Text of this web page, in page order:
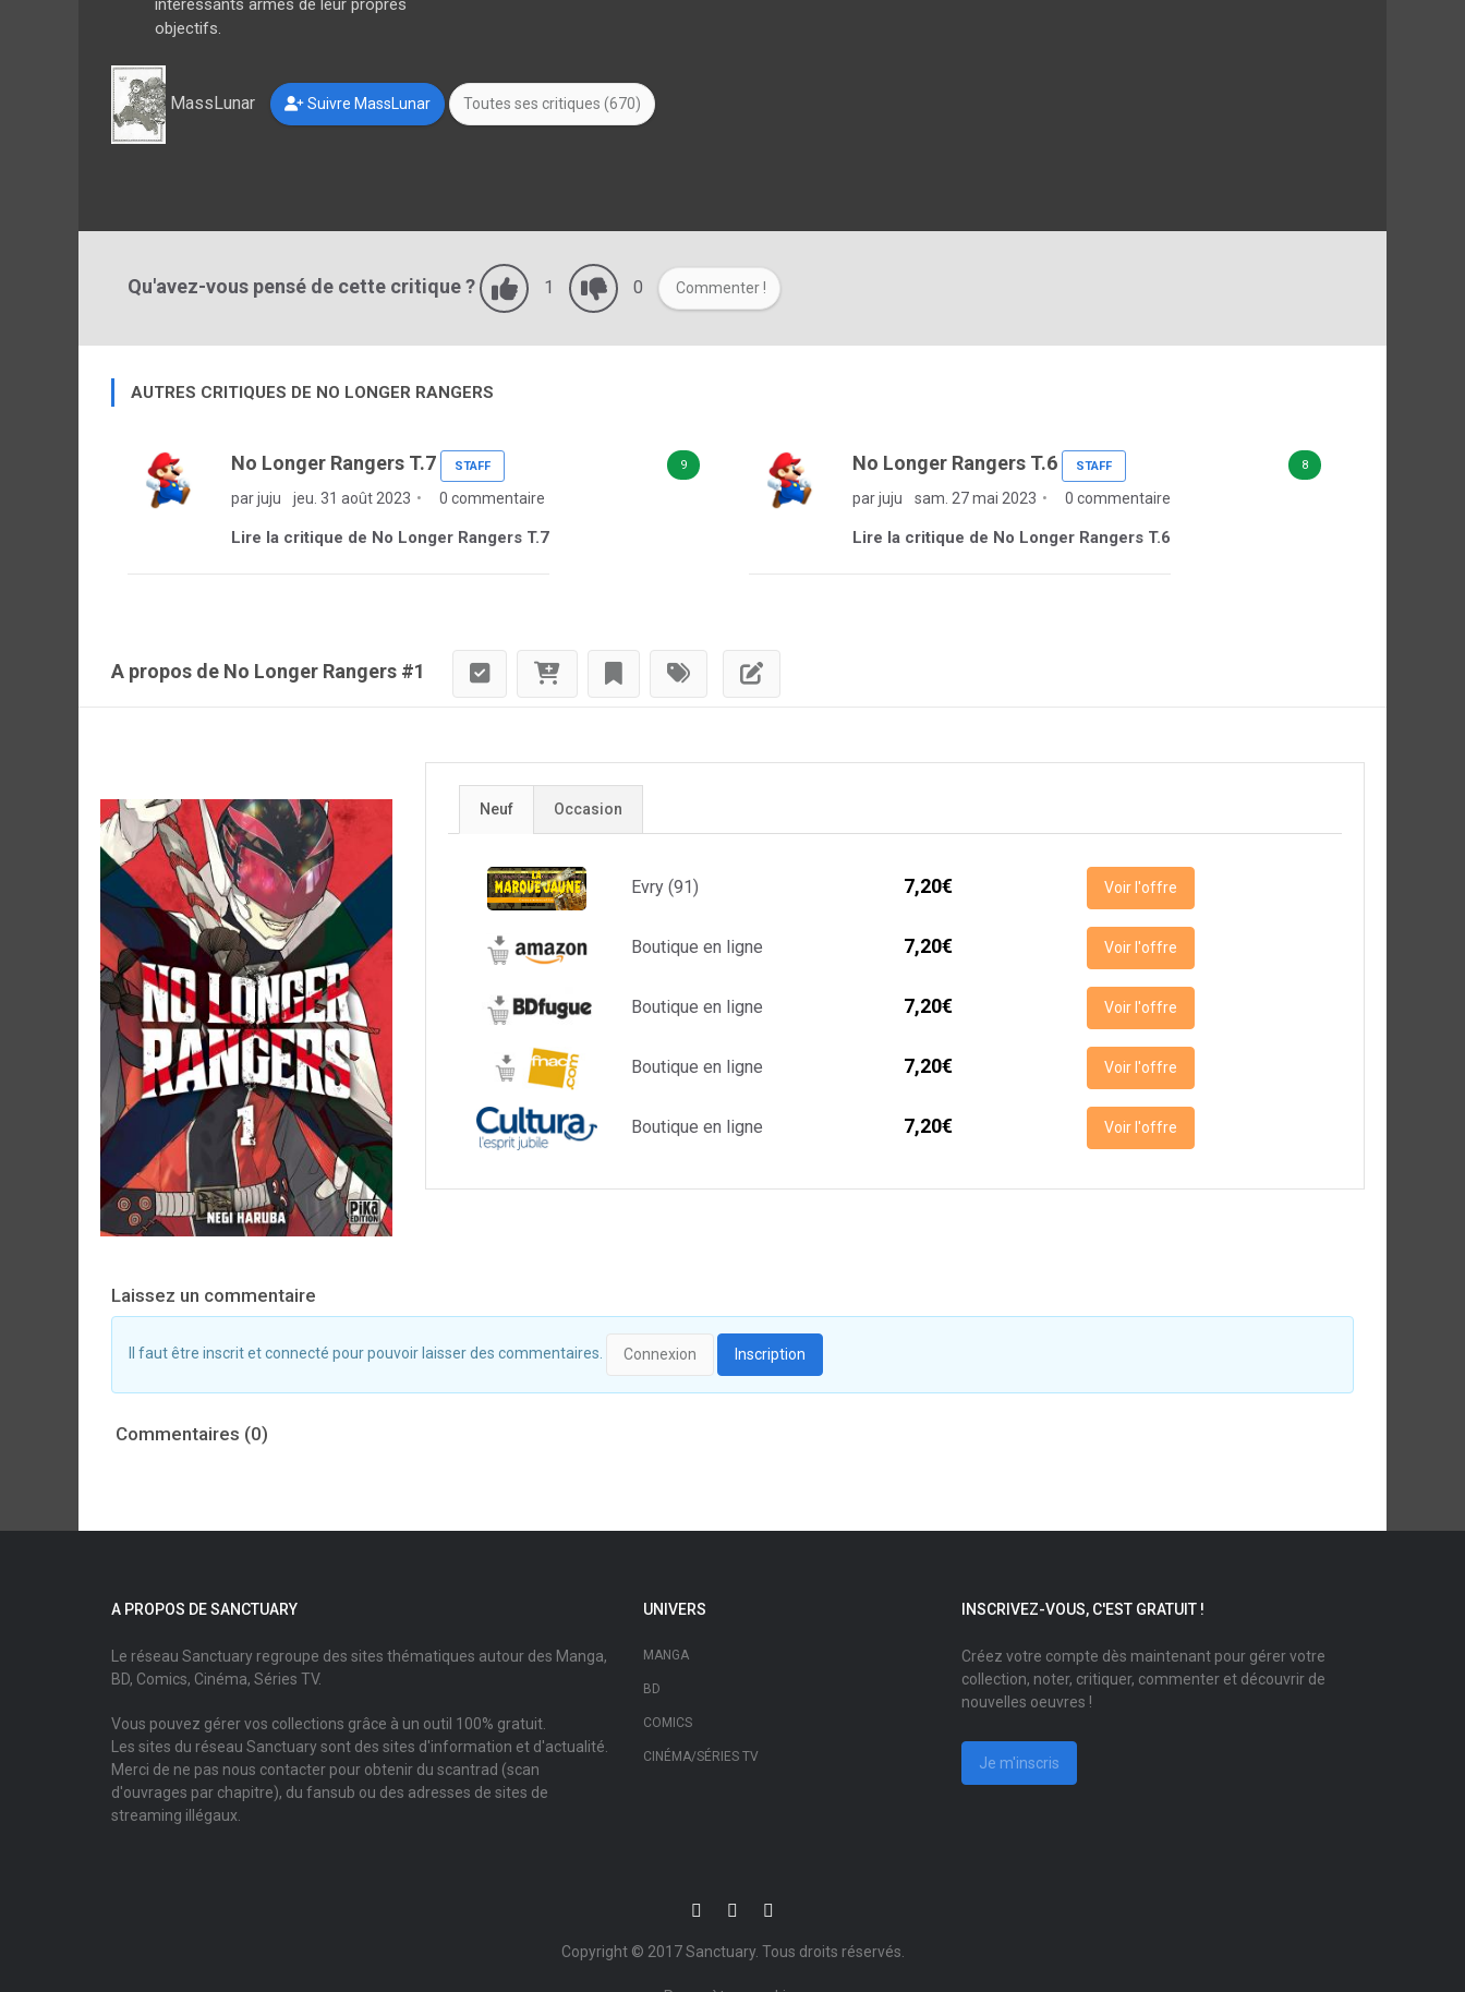
intéressants armés de leur propres
objectifs.
MassLunar Suivre MassLunar Toutes ses critiques (670)
Qu'avez-vous pensé de cette critique ? 1 0 Commenter !
AUTRES CRITIQUES DE NO LONGER RANGERS
9
No Longer Rangers T.7 STAFF
par juju jeu. 31 août 2023 0 commentaire
Lire la critique de No Longer Rangers T.7
8
No Longer Rangers T.6 STAFF
par juju sam. 27 mai 2023 0 commentaire
Lire la critique de No Longer Rangers T.6
A propos de No Longer Rangers #1
Neuf Occasion
Evry (91) 7,20€ Voir l'offre
Boutique en ligne 7,20€ Voir l'offre
Boutique en ligne 7,20€ Voir l'offre
Boutique en ligne 7,20€ Voir l'offre
Boutique en ligne 7,20€ Voir l'offre
Laissez un commentaire
Il faut être inscrit et connecté pour pouvoir laisser des commentaires. Connexion Inscription
Commentaires (0)
A PROPOS DE SANCTUARY
Le réseau Sanctuary regroupe des sites thématiques autour des Manga,
BD, Comics, Cinéma, Séries TV.
Vous pouvez gérer vos collections grâce à un outil 100% gratuit.
Les sites du réseau Sanctuary sont des sites d'information et d'actualité.
Merci de ne pas nous contacter pour obtenir du scantrad (scan
d'ouvrages par chapitre), du fansub ou des adresses de sites de
streaming illégaux.
UNIVERS
MANGA
BD
COMICS
CINÉMA/SÉRIES TV
INSCRIVEZ-VOUS, C'EST GRATUIT !
Créez votre compte dès maintenant pour gérer votre
collection, noter, critiquer, commenter et découvrir de
nouvelles oeuvres !
Je m'inscris
Copyright © 2017Sanctuary. Tous droits réservés.